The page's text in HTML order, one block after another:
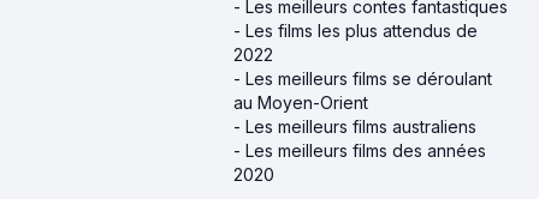
- Les meilleurs contes fantastiques
- Les films les plus attendus de
2022
- Les meilleurs films se déroulant
au Moyen-Orient
- Les meilleurs films australiens
- Les meilleurs films des années
2020